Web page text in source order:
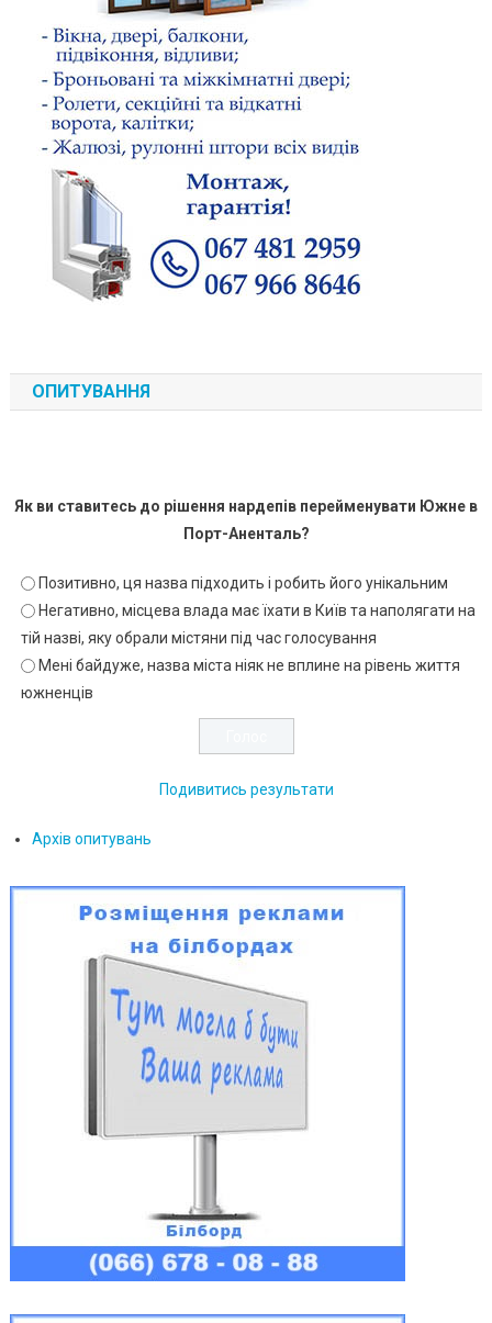
ОПИТУВАННЯ
Як ви ставитесь до рішення нардепів перейменувати Южне в
Порт-Аненталь?
Позитивно, ця назва підходить і робить його унікальним
Негативно, місцева влада має їхати в Київ та наполягати на
тій назві, яку обрали містяни під час голосування
Мені байдуже, назва міста ніяк не вплине на рівень життя
южненців
Подивитись результати
Архів опитувань